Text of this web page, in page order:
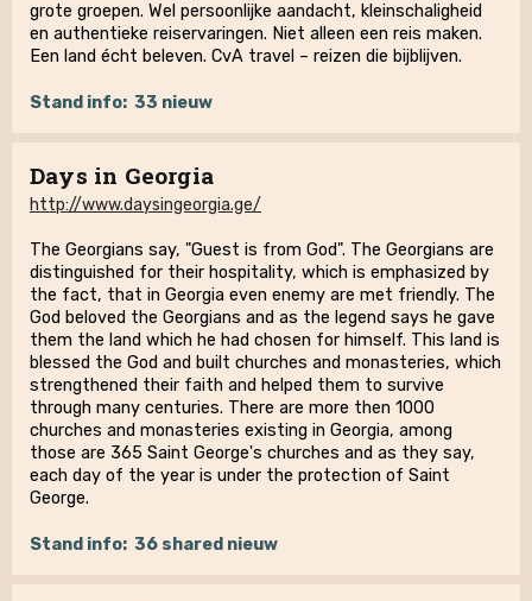
grote groepen. Wel persoonlijke aandacht, kleinschaligheid
en authentieke reiservaringen. Niet alleen een reis maken.
Een land écht beleven. CvA travel – reizen die bijblijven.
Stand info: 33 nieuw
Days in Georgia
http://www.daysingeorgia.ge/
The Georgians say, "Guest is from God". The Georgians are
distinguished for their hospitality, which is emphasized by
the fact, that in Georgia even enemy are met friendly. The
God beloved the Georgians and as the legend says he gave
them the land which he had chosen for himself. This land is
blessed the God and built churches and monasteries, which
strengthened their faith and helped them to survive
through many centuries. There are more then 1000
churches and monasteries existing in Georgia, among
those are 365 Saint George's churches and as they say,
each day of the year is under the protection of Saint
George.
Stand info: 36 shared nieuw